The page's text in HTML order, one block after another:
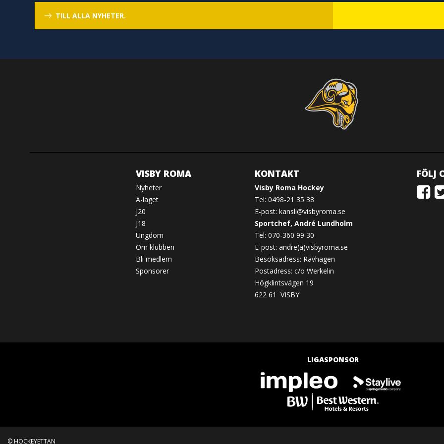
TILL ALLA NYHETER.
VISBY ROMA
Nyheter
A-laget
J20
J18
Ungdom
Om klubben
Bli medlem
Sponsorer
KONTAKT
Visby Roma Hockey
Tel: 0498-21 35 38
E-post:kansli@visbyroma.se
Sportchef, André Lundholm
Tel: 070-360 99 30
E-post: andre(a)visbyroma.se
Besöksadress: Rävhagen
Postadress: c/o Werkelin
Högklintsvägen 19
622 61 VISBY
FÖLJ
LIGASPONSOR
© HOCKEYETTAN